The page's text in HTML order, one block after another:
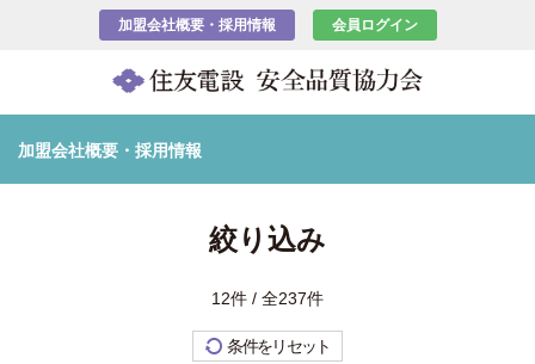
加盟会社概要・採用情報 会員ログイン
加盟会社概要・採用情報
絞り込み
12件 / 全237件
条件をリセット